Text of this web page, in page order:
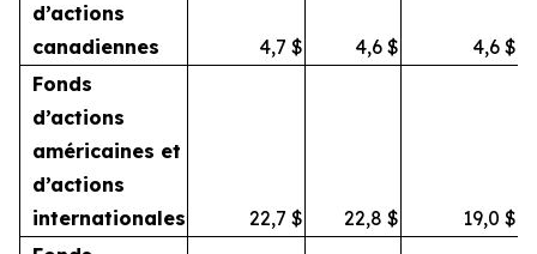
d’actions
canadiennes
4,7 $ 4,6 $ 4,6 $
Fonds
d’actions
américaines et
d’actions
internationales
22,7 $ 22,8 $ 19,0 $